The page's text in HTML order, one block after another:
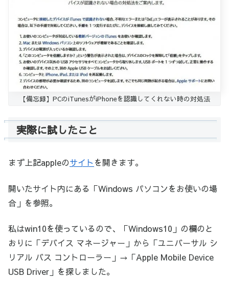
【備忘録】PCのiTunesがiPhoneを認識してくれない時の対処法
実際に試したこと
まず上記appleのサイトを開きます。
開いたサイト内にある「Windows パソコンをお使いの場
合」を参照。
私はwin10を使っているので、「Windows10」の欄のと
おりに「デバイス マネージャー」から「ユニバーサル シ
リアル バス コントローラー」→「Apple Mobile Device
USB Driver」を探しました。